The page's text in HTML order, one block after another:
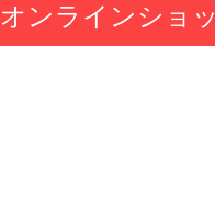
オンラインショ